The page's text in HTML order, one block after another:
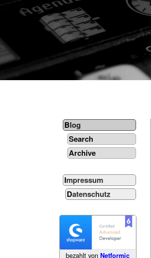
Blog
Search
Archive
Impressum
Datenschutz
bezahlt vonNetformic